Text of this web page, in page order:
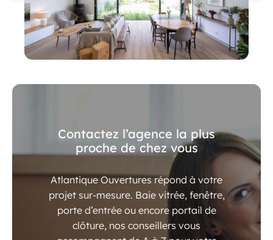
Contactez l’agence la plus
proche de chez vous
Atlantique Ouvertures répond à votre
projet sur-mesure. Baie vitrée, fenêtre,
porte d’entrée ou encore portail de
clôture, nos conseillers vous